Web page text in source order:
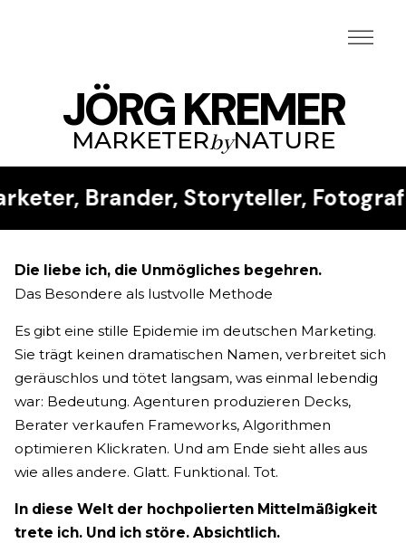
JÖRG KREMER
MARKETERbyNATURE
Brander, Storyteller,
Die liebe ich, die Unmögliches begehren.
Das Besondere als lustvolle Methode
Es gibt eine stille Epidemie im deutschen Marketing.
Sie trägt keinen dramatischen Namen, verbreitet sich
geräuschlos und tötet langsam, was einmal lebendig
war: Bedeutung. Agenturen produzieren Decks,
Berater verkaufen Frameworks, Algorithmen
optimieren Klickraten. Und am Ende sieht alles aus
wie alles andere. Glatt. Funktional. Tot.
In diese Welt der hochpolierten Mittelmäßigkeit
trete ich. Und ich störe. Absichtlich.